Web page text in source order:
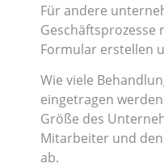
Für andere
Geschäftsprozesse
Formular erstellen
Wie viele
eingetragen
Größe des
Mitarbeiter und
ab.